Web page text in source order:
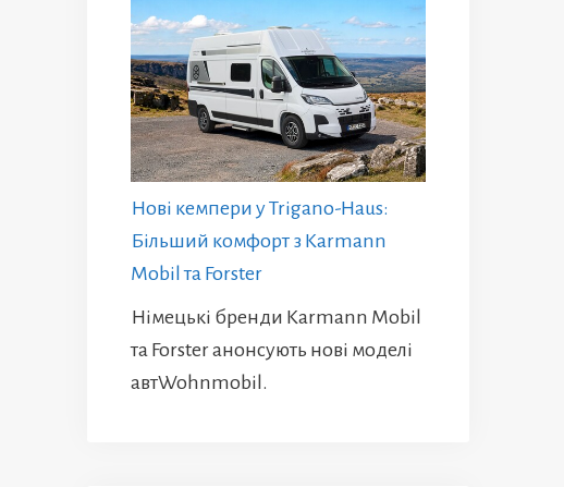
Нові кемпери у Trigano-Haus:
Більший комфорт з Karmann
Mobil та Forster
Німецькі бренди Karmann Mobil
та Forster анонсують нові моделі
автWohnmobil.